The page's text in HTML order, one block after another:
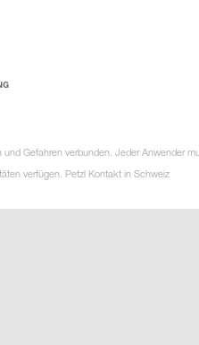
und Gefahren verbunden. Jeder Anwender
verfügen. Petzl Kontakt in Schweiz